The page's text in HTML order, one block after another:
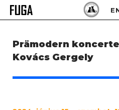
Skip
Keresés:
Prämodern
Kovács Gergely